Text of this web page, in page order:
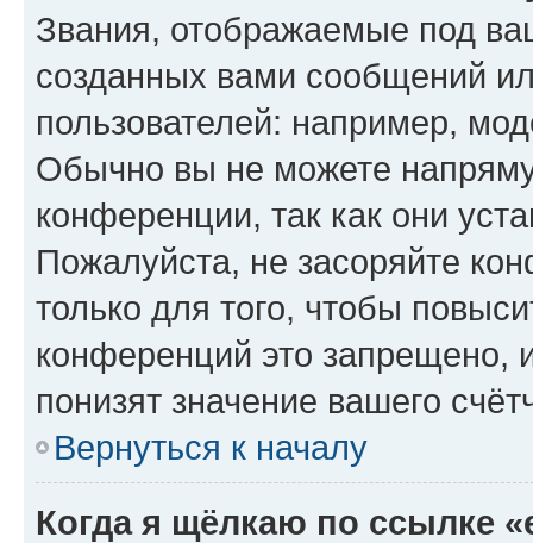
Звания, отображаемые под
созданных вами сообщений
пользователей: например,
Обычно вы не можете
конференции, так как они
Пожалуйста, не засоряйте
только для того, чтобы
конференций это запрещено,
понизят значение вашего
Вернуться к началу
Когда я щёлкаю по ссылке